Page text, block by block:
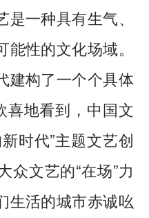
一种具有生气、
性的文化场域。
建构了一个个具体
喜地看到，中国文
时代”主题文艺创
众文艺的“在场”力
生活的城市赤诚吆